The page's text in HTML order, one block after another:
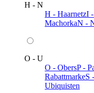
H - N
H - HaarnetzI
MachorkaN -
O - U
O - ObersP -
RabattmarkeS
Ubiquisten